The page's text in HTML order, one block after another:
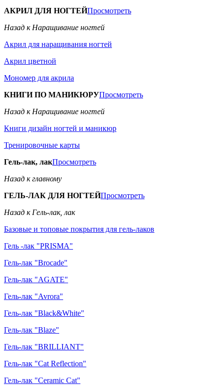
АКРИЛ ДЛЯ НОГТЕЙПросмотреть
Назад к Наращивание ногтей
Акрил для наращивания ногтей
Акрил цветной
Мономер для акрила
КНИГИ ПО МАНИКЮРУПросмотреть
Назад к Наращивание ногтей
Книги дизайн ногтей и маникюр
Тренировочные карты
Гель-лак, лакПросмотреть
Назад к главному
ГЕЛЬ-ЛАК ДЛЯ НОГТЕЙПросмотреть
Назад к Гель-лак, лак
Базовые и топовые покрытия для гель-лаков
Гель -лак "PRISMA"
Гель-лак "Brocade"
Гель-лак "AGATE"
Гель-лак "Avrora"
Гель-лак "Black&White"
Гель-лак "Blaze"
Гель-лак "BRILLIANT"
Гель-лак "Cat Reflection"
Гель-лак "Ceramic Cat"